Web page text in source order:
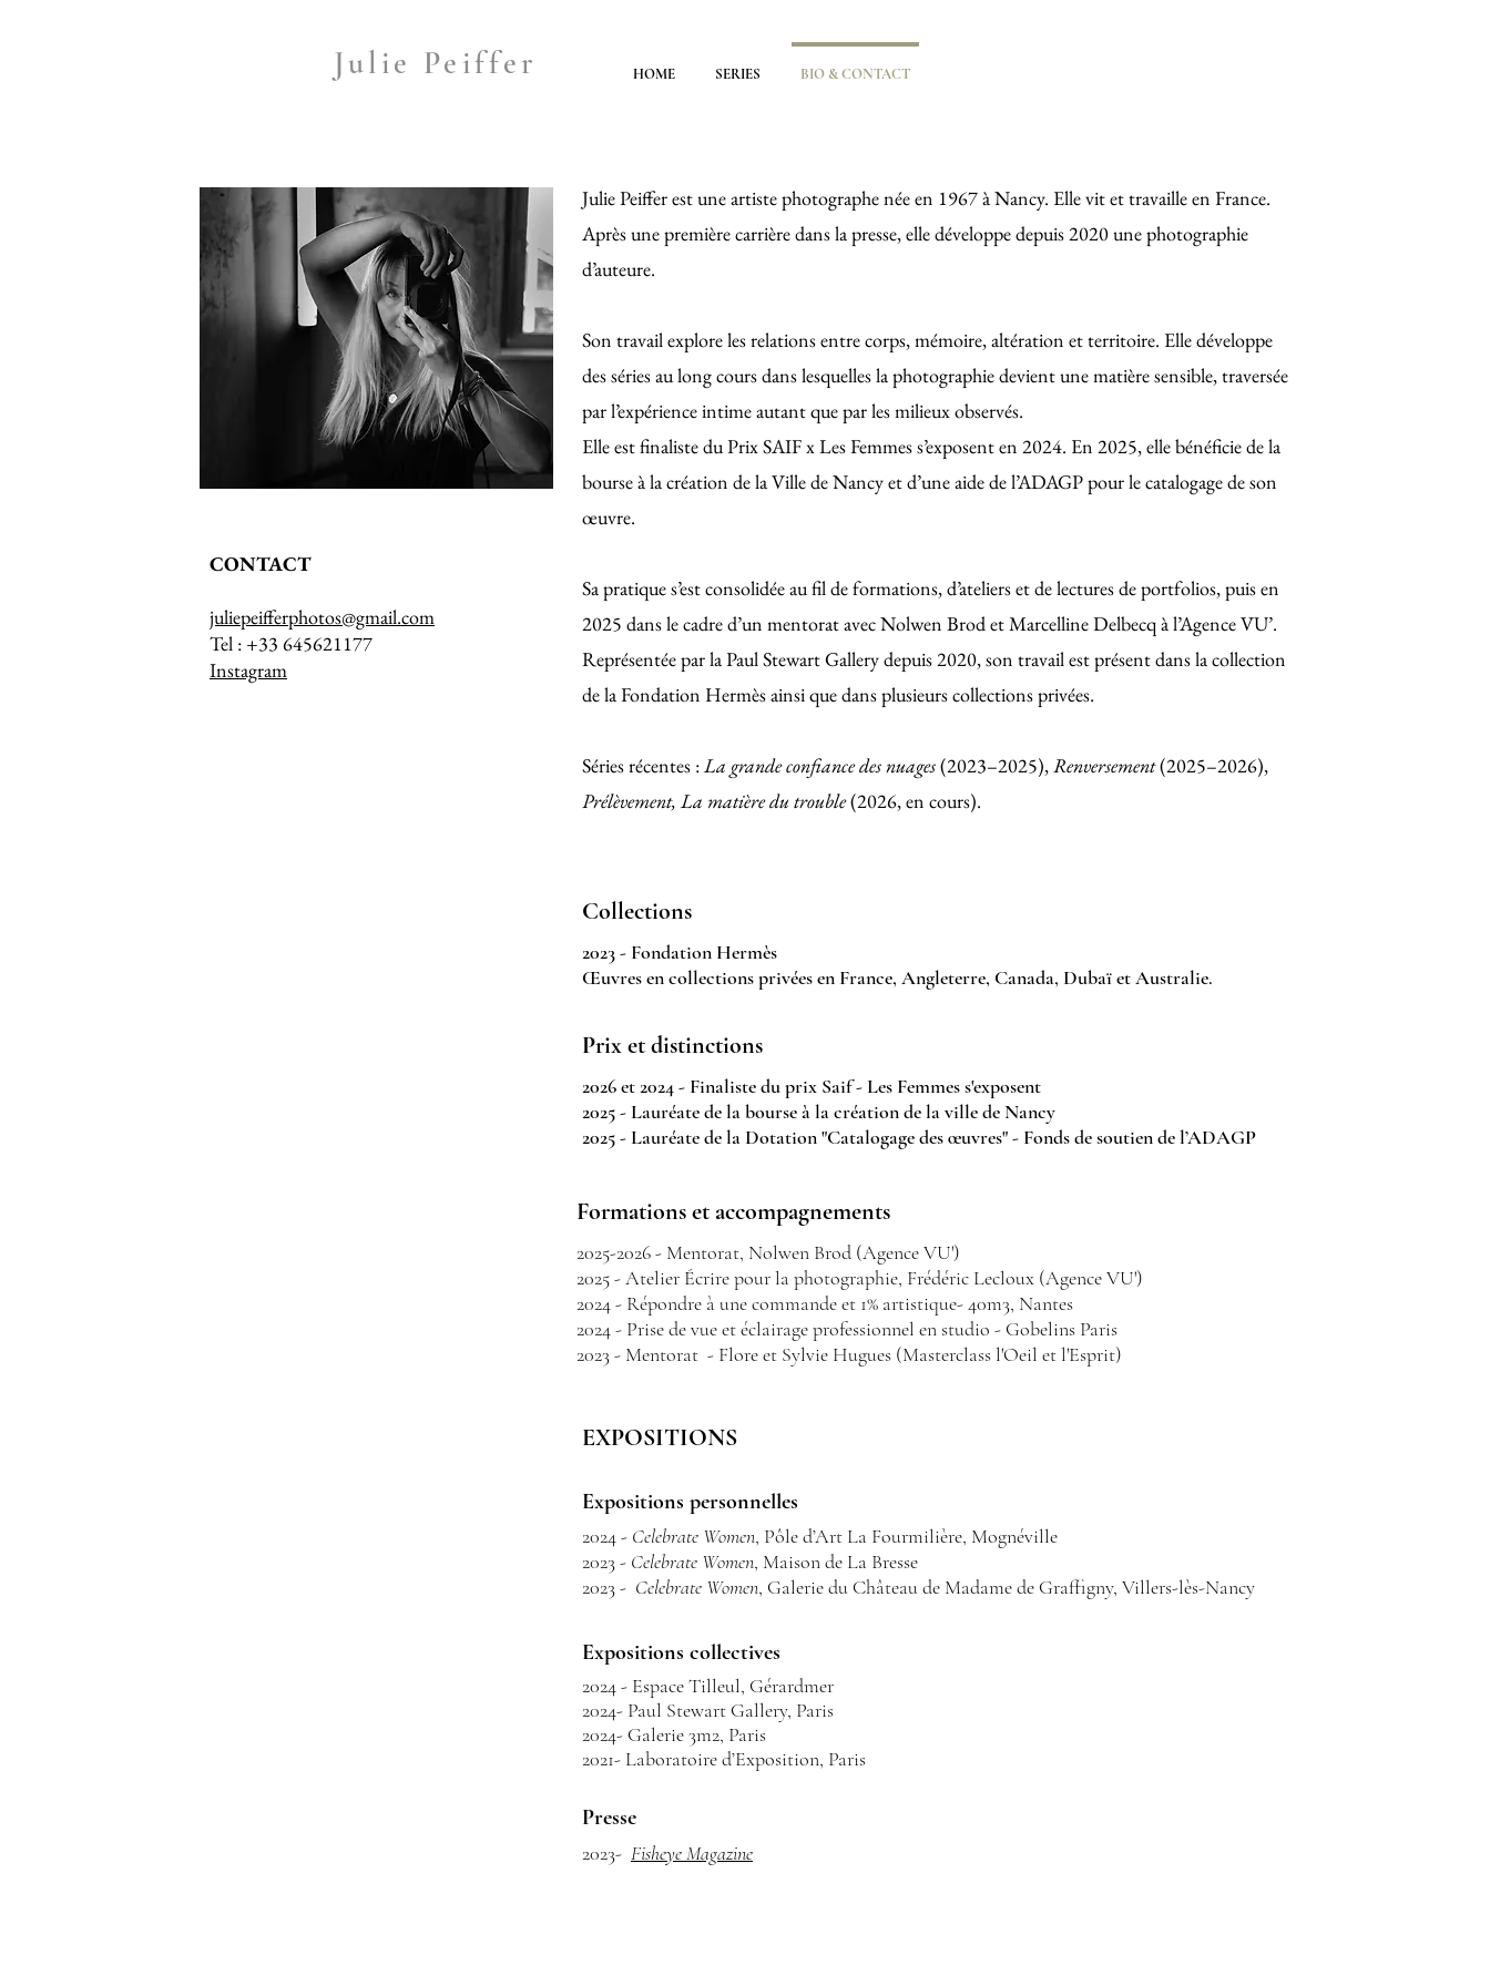
Julie Peiffer HOME SERIES BIO & CONTACT
CONTACT
juliepeifferphotos@gmail.com
Tel : +33 645621177
Instagram
Julie Peiffer est une artiste photographe née en 1967 à Nancy. Elle vit et travaille en France.
Après une première carrière dans la presse, elle développe depuis 2020 une photographie
d’auteure.
Son travail explore les relations entre corps, mémoire, altération et territoire. Elle développe
des séries au long cours dans lesquelles la photographie devient une matière sensible, traversée
par l’expérience intime autant que par les milieux observés.
Elle est finaliste du Prix SAIF x Les Femmes s’exposent en 2024. En 2025, elle bénéficie de la
bourse à la création de la Ville de Nancy et d’une aide de l’ADAGP pour le catalogage de son
œuvre.
Sa pratique s’est consolidée au fil de formations, d’ateliers et de lectures de portfolios, puis en
2025 dans le cadre d’un mentorat avec Nolwen Brod et Marcelline Delbecq à l’Agence VU’.
Représentée par la Paul Stewart Gallery depuis 2020, son travail est présent dans la collection
de la Fondation Hermès ainsi que dans plusieurs collections privées.
Séries récentes :La grande confiance des nuages(2023–2025),Renversement(2025–2026),
Prélèvement, La matière du trouble(2026, en cours).
Collections
2023 - Fondation Hermès
Œuvres en collections privées en France, Angleterre, Canada, Dubaï et Australie.
Prix et distinctions
2026 et 2024 - Finaliste du prix Saif - Les Femmes s'exposent
2025 - Lauréate de la bourse à la création de la ville de Nancy
2025 - Lauréate de la Dotation "Catalogage des œuvres" - Fonds de soutien de l’ADAGP
Formations et accompagnements
2025-2026 - Mentorat, Nolwen Brod (Agence VU')
2025 - Atelier Écrire pour la photographie, Frédéric Lecloux (Agence VU')
2024 - Répondre à une commande et 1% artistique- 40m3, Nantes
2024 - Prise de vue et éclairage professionnel en studio - Gobelins Paris
2023 - Mentorat - Flore et Sylvie Hugues (Masterclass l'Oeil et l'Esprit)
EXPOSITIONS
Expositions personnelles
2024 - Celebrate Women, Pôle d’Art La Fourmilière, Mognéville
2023 - Celebrate Women, Maison de La Bresse
2023 - Celebrate Women, Galerie du Château de Madame de Graffigny, Villers-lès-Nancy
Expositions collectives
2024 - Espace Tilleul, Gérardmer
2024- Paul Stewart Gallery, Paris
2024- Galerie 3m2, Paris
2021- Laboratoire d’Exposition, Paris
Presse
2023- Fisheye Magazine